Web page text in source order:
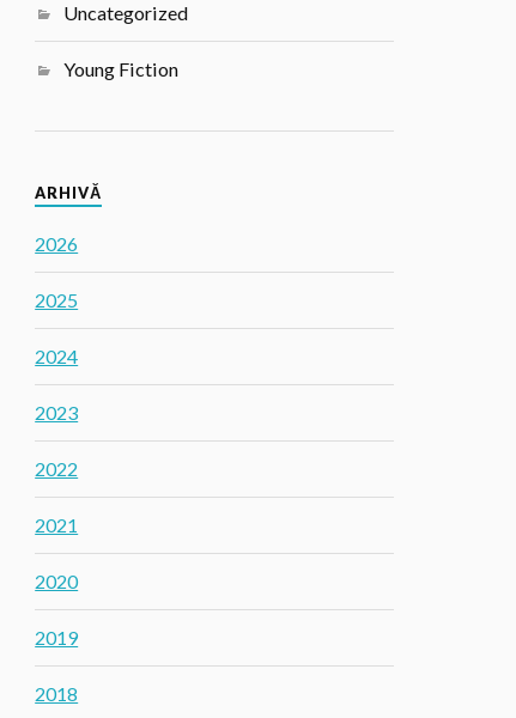
Uncategorized
Young Fiction
ARHIVĂ
2026
2025
2024
2023
2022
2021
2020
2019
2018